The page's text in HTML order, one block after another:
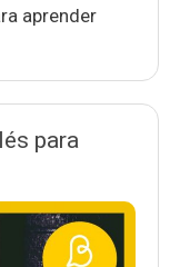
aprender
para